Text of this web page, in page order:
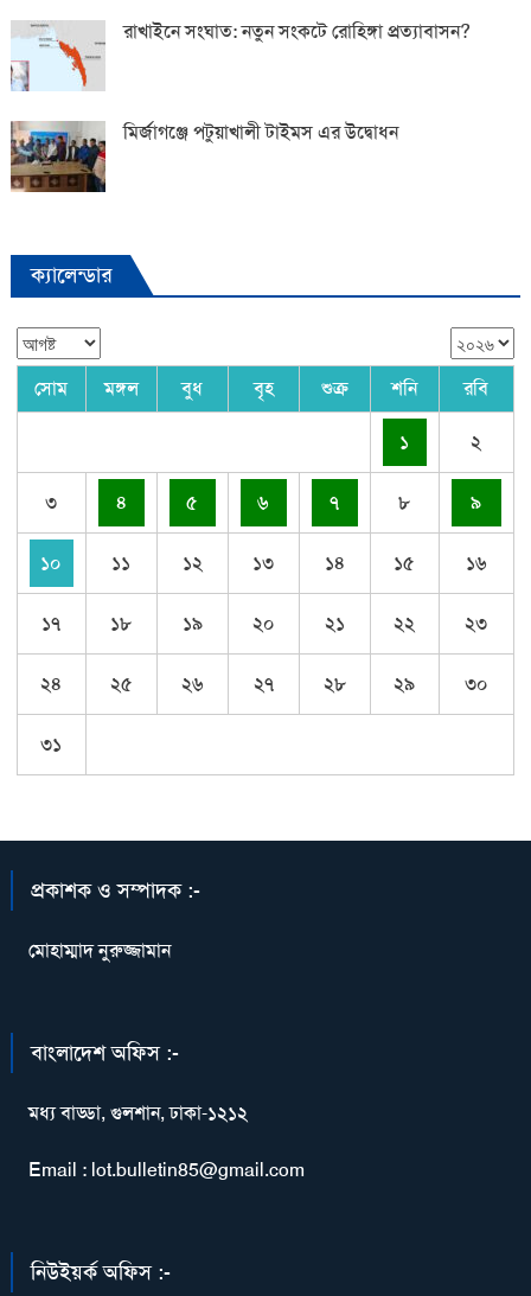
রাখাইনে সংঘাত: নতুন সংকটে রোহিঙ্গা প্রত্যাবাসন?
মির্জাগঞ্জে পটুয়াখালী টাইমস এর উদ্বোধন
ক্যালেন্ডার
সোম মঙ্গল বুধ বৃহ শুক্র শনি রবি
১ ২
৩ ৪ ৫ ৬ ৭ ৮ ৯
১০ ১১ ১২ ১৩ ১৪ ১৫ ১৬
১৭ ১৮ ১৯ ২০ ২১ ২২ ২৩
২৪ ২৫ ২৬ ২৭ ২৮ ২৯ ৩০
৩১
প্রকাশক ও সম্পাদক :-
মোহাম্মাদ নুরুজ্জামান
বাংলাদেশ অফিস :-
মধ্য বাড্ডা, গুলশান, ঢাকা-১২১২
Email : lot.bulletin85@gmail.com
নিউইয়র্ক অফিস :-